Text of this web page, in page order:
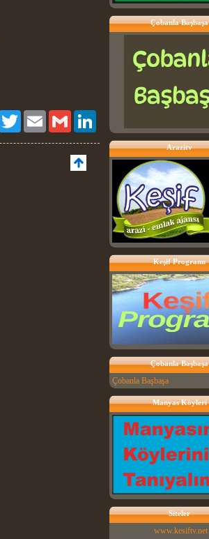
FacebookTwitter Email Gmail
Çobanla Başbaşa
Arazitv
Keşif Programı
Çobanla Başbaşa
Çobanla Başbaşa
Manyas Köyleri
Siteler
www.kesiftv.net